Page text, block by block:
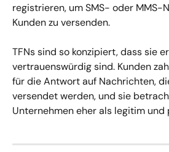
registrieren, um SMS- oder MMS-
Kunden zu versenden.
TFNs sind so konzipiert, dass sie
vertrauenswürdig sind. Kunden
für die Antwort auf Nachrichten,
versendet werden, und sie
Unternehmen eher als legitim und